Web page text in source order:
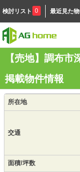
検討リスト 0 最近見た
【売地】調布
掲載物件情報
所在地
交通
面積/坪数